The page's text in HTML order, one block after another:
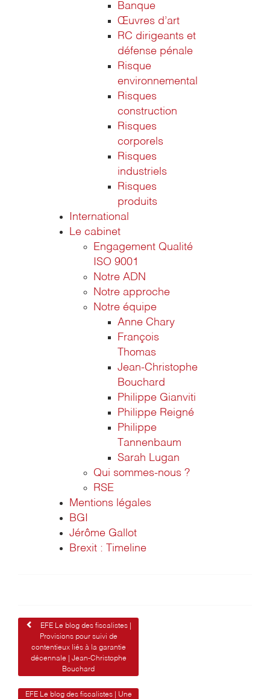
Banque
Œuvres d’art
RC dirigeants et
défense pénale
Risque
environnemental
Risques
construction
Risques
corporels
Risques
industriels
Risques
produits
International
Le cabinet
Engagement Qualité
ISO 9001
Notre ADN
Notre approche
Notre équipe
Anne Chary
François
Thomas
Jean-Christophe
Bouchard
Philippe Gianviti
Philippe Reigné
Philippe
Tannenbaum
Sarah Lugan
Qui sommes-nous ?
RSE
Mentions légales
BGI
Jérôme Gallot
Brexit : Timeline
Navigation
de
l’article
EFE Le blog des fiscalistes |
Provisions pour suivi de
contentieux liés à la garantie
décennale | Jean-Christophe
Bouchard
EFE Le blog des fiscalistes | Une